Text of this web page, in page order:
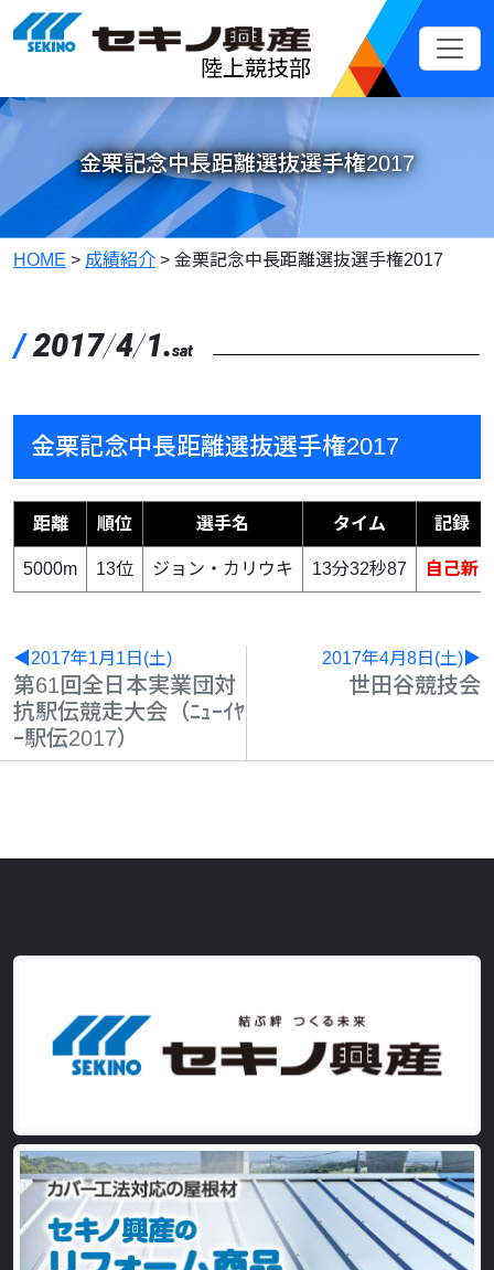
メインコンテンツへスキップ
陸上競技部
金栗記念中長距離選抜選手権2017
HOME > 成績紹介 > 金栗記念中長距離選抜選手権2017
/2017/4/1.sat
金栗記念中長距離選抜選手権2017
距離 順位 選手名 タイム 記録
5000m 13位 ジョン・カリウキ 13分32秒87 自己新
◀2017年1月1日(土)
第61回全日本実業団対
抗駅伝競走大会（ﾆｭｰｲﾔ
ｰ駅伝2017）
2017年4月8日(土)▶
世田谷競技会